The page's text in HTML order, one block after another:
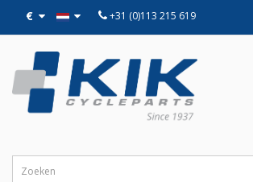
€ +31 (0)113 215 619